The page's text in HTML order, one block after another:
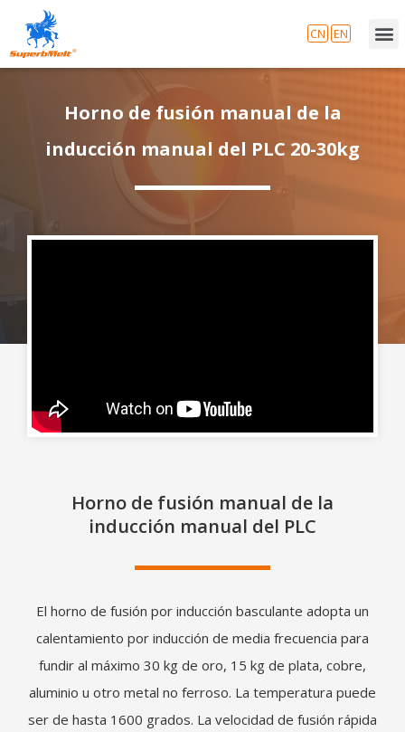
Horno de fusión manual de la
inducción manual del PLC 20-30kg
Horno de fusión manual de la
inducción manual del PLC
El horno de fusión por inducción basculante adopta un
calentamiento por inducción de media frecuencia para
fundir al máximo 30 kg de oro, 15 kg de plata, cobre,
aluminio u otro metal no ferroso. La temperatura puede
ser de hasta 1600 grados. La velocidad de fusión rápida
CN EN